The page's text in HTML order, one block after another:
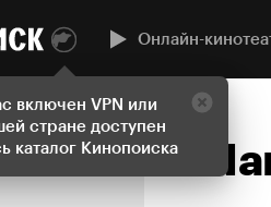
включен VPN или
стране доступен
каталог Кинопоиска
Онлайн-